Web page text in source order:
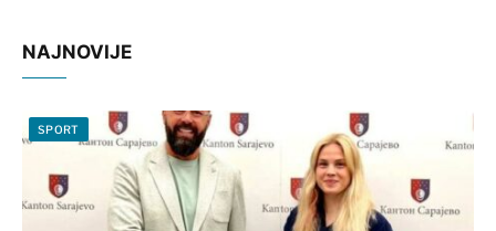
NAJNOVIJE
SPORT